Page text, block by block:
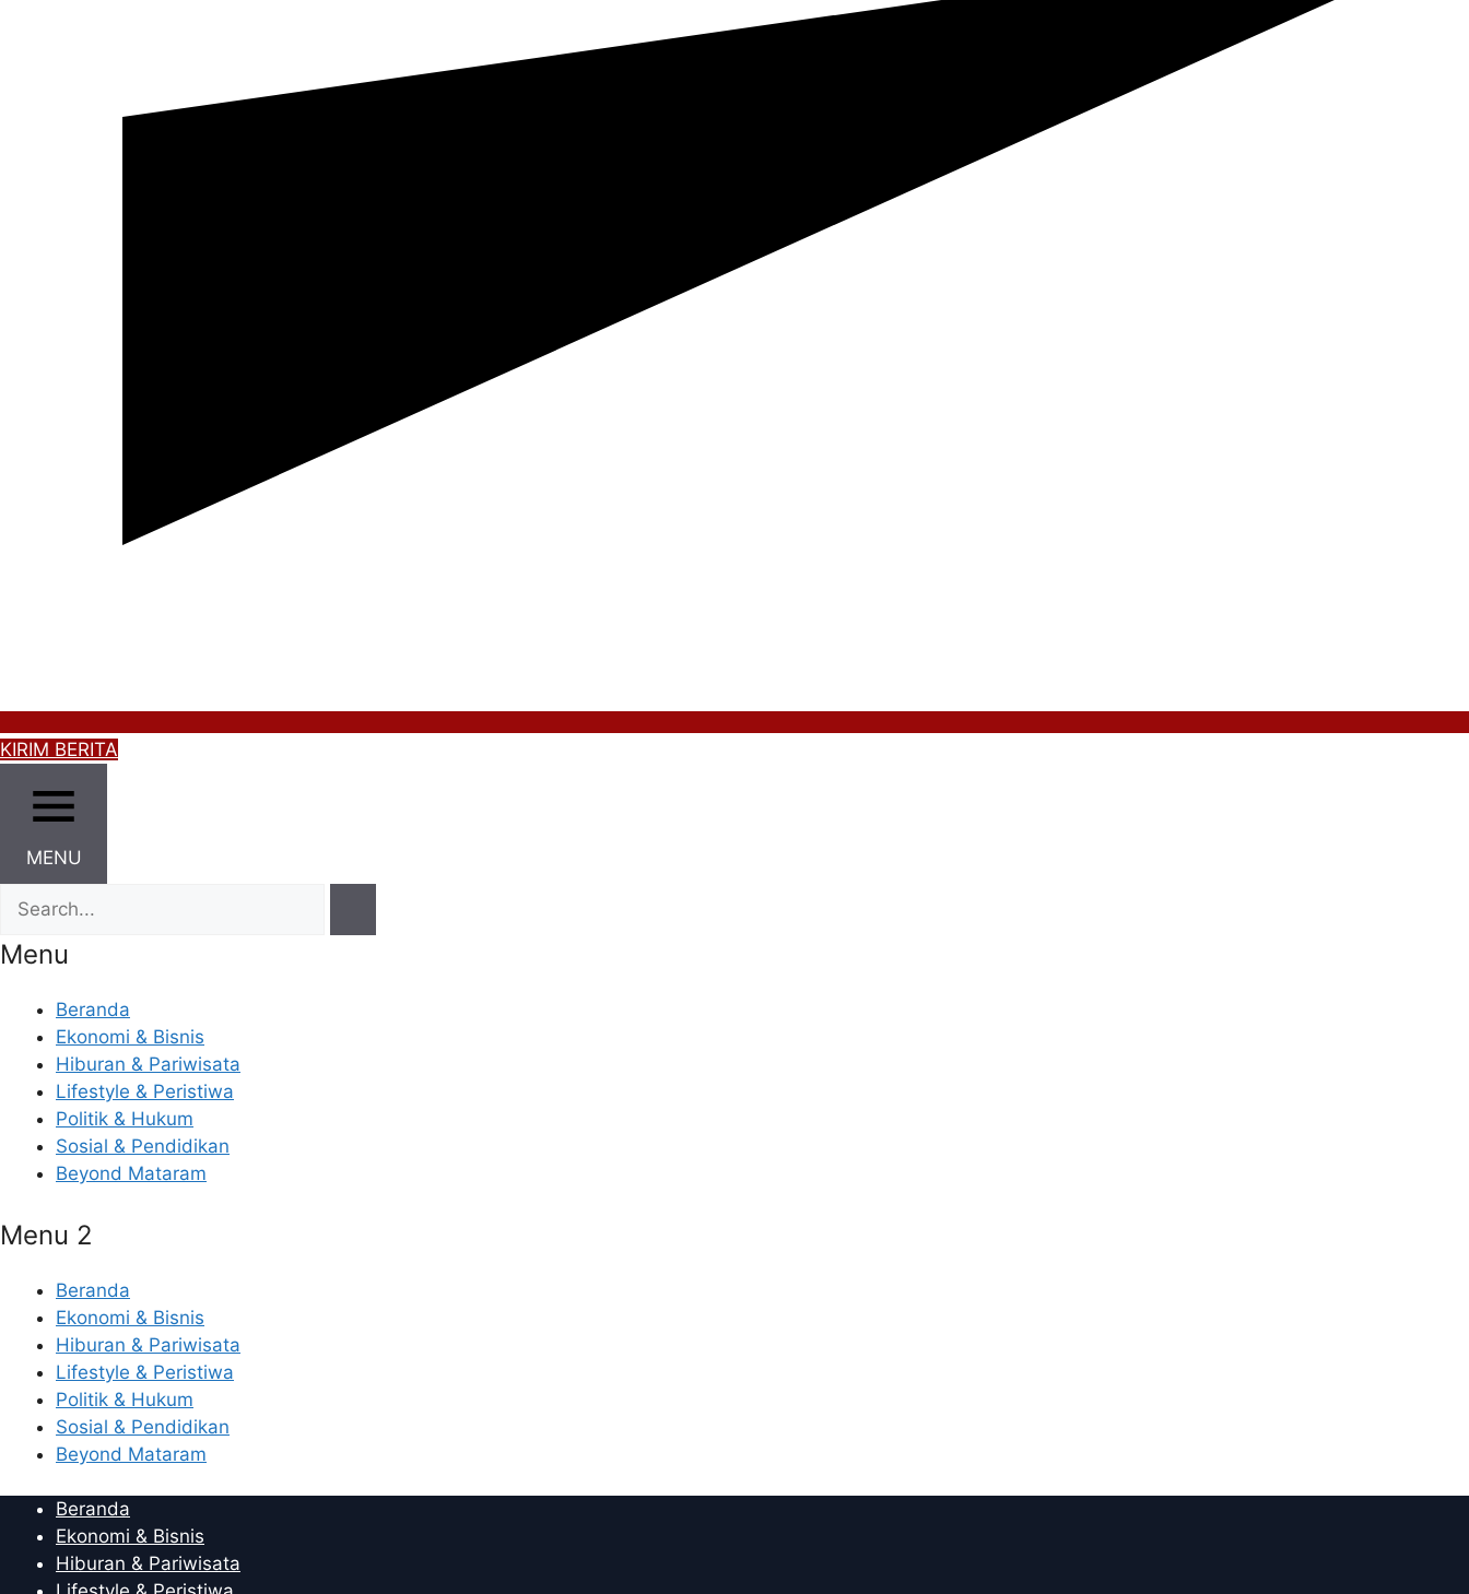
KIRIM BERITA
MENU
Menu
Beranda
Ekonomi & Bisnis
Hiburan & Pariwisata
Lifestyle & Peristiwa
Politik & Hukum
Sosial & Pendidikan
Beyond Mataram
Menu 2
Beranda
Ekonomi & Bisnis
Hiburan & Pariwisata
Lifestyle & Peristiwa
Politik & Hukum
Sosial & Pendidikan
Beyond Mataram
Beranda
Ekonomi & Bisnis
Hiburan & Pariwisata